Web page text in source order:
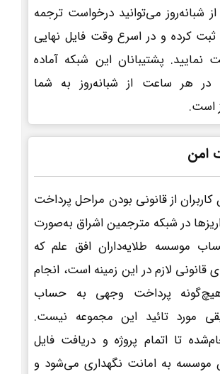
شبانه‌روز می‌توانید درخواست ترجمه
کرده و در اسرع وقت فایل نهایی
نمایید. پشتیبانان این شبکه آماده
در هر ساعت از شبانه‌روز به شما
است.
امن
از قانونی بودن مراحل پرداخت
در شبکه مترجمین اشراق به‌صورت
موسسه طلایه‌داران افق علم که
قانونی لازم در این زمینه است، انجام
پرداخت وجهی به حساب
مورد تائید این مجموعه نیست.
تا اتمام پروژه و دریافت فایل
موسسه به امانت نگهداری می‌شود و